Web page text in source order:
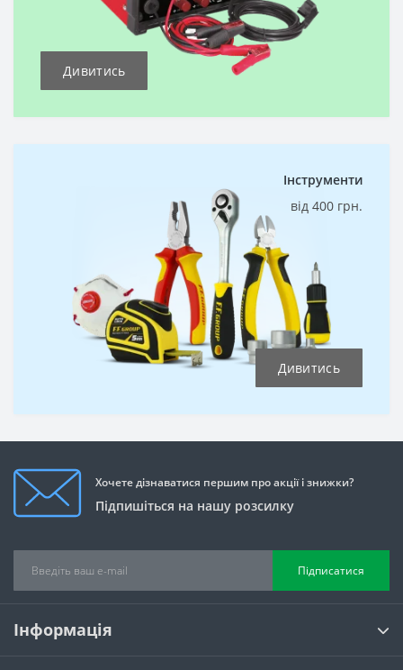
Дивитись
Інструменти
від 400 грн.
Дивитись
Хочете дізнаватися першим про акції і знижки?
Підпишіться на нашу розсилку
Підписатися
Інформація